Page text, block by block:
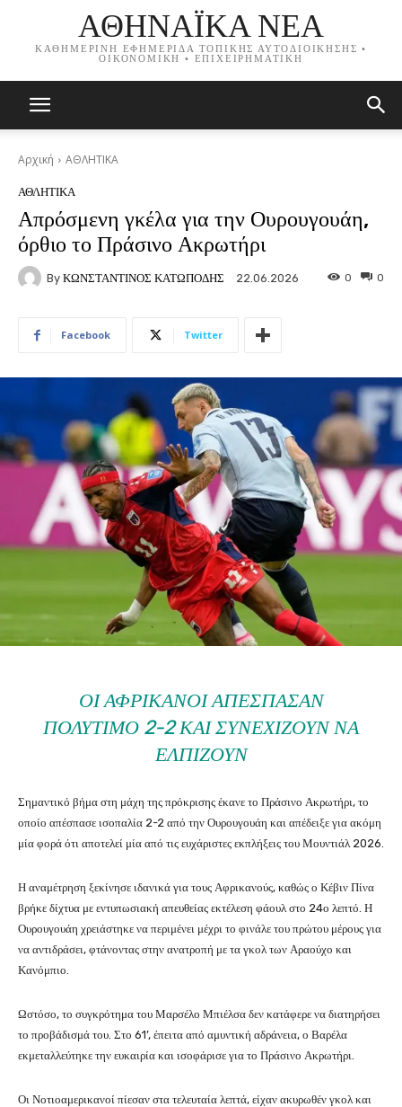
ΑΘΗΝΑΪΚΑ ΝΕΑ
ΚΑΘΗΜΕΡΙΝΗ ΕΦΗΜΕΡΙΔΑ ΤΟΠΙΚΗΣ ΑΥΤΟΔΙΟΙΚΗΣΗΣ •
ΟΙΚΟΝΟΜΙΚΗ • ΕΠΙΧΕΙΡΗΜΑΤΙΚΗ
Αρχική ΑΘΛΗΤΙΚΑ
ΑΘΛΗΤΙΚΑ
Απρόσμενη γκέλα για την Ουρουγουάη,
όρθιο το Πράσινο Ακρωτήρι
By ΚΩΝΣΤΑΝΤΙΝΟΣ ΚΑΤΩΠΟΔΗΣ 22.06.2026 0
0
Facebook Twitter
ΟΙ ΑΦΡΙΚΑΝΟΊ ΑΠΈΣΠΑΣΑΝ
ΠΟΛΎΤΙΜΟ 2-2 ΚΑΙ ΣΥΝΕΧΊΖΟΥΝ ΝΑ
ΕΛΠΊΖΟΥΝ
Σημαντικό βήμα στη μάχη της πρόκρισης έκανε το Πράσινο Ακρωτήρι, το
οποίο απέσπασε ισοπαλία 2-2 από την Ουρουγουάη και απέδειξε για ακόμη
μία φορά ότι αποτελεί μία από τις ευχάριστες εκπλήξεις του Μουντιάλ 2026.
Η αναμέτρηση ξεκίνησε ιδανικά για τους Αφρικανούς, καθώς ο Κέβιν Πίνα
βρήκε δίχτυα με εντυπωσιακή απευθείας εκτέλεση φάουλ στο 24ο λεπτό. Η
Ουρουγουάη χρειάστηκε να περιμένει μέχρι το φινάλε του πρώτου μέρους για
να αντιδράσει, φτάνοντας στην ανατροπή με τα γκολ των Αραούχο και
Κανόμπιο.
Ωστόσο, το συγκρότημα του Μαρσέλο Μπιέλσα δεν κατάφερε να διατηρήσει
το προβάδισμά του. Στο 61’, έπειτα από αμυντική αδράνεια, ο Βαρέλα
εκμεταλλεύτηκε την ευκαιρία και ισοφάρισε για το Πράσινο Ακρωτήρι.
Οι Νοτιοαμερικανοί πίεσαν στα τελευταία λεπτά, είχαν ακυρωθέν γκολ και